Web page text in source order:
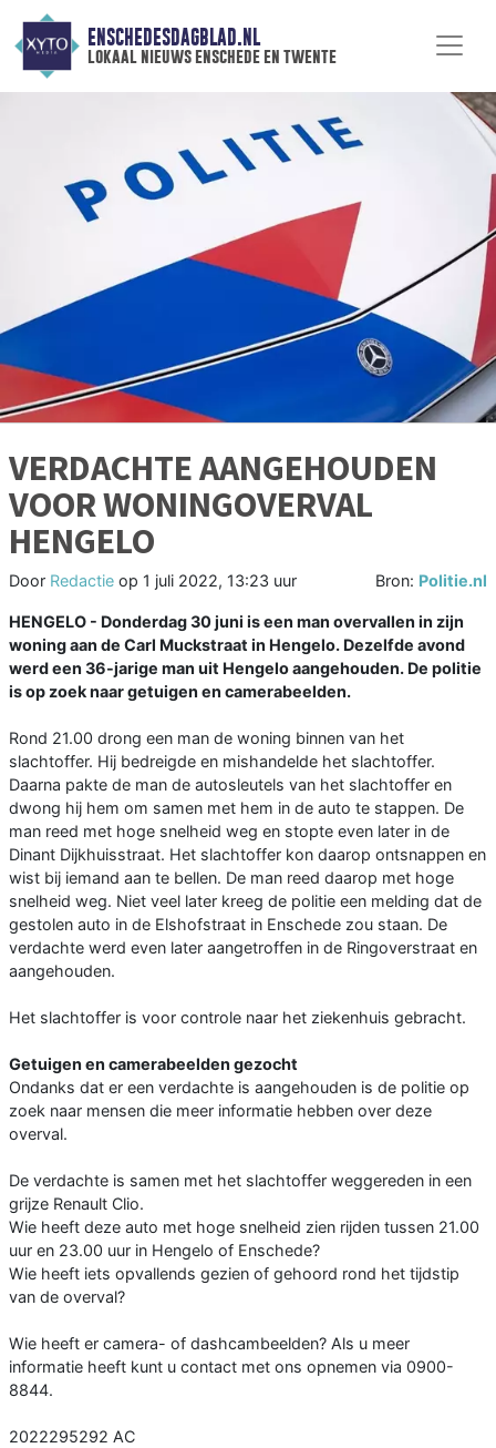
ENSCHEDESDAGBLAD.NL
lokaal nieuws enschede en twente
VERDACHTE AANGEHOUDEN
VOOR WONINGOVERVAL
HENGELO
Door Redactie op 1 juli 2022, 13:23 uur Bron: Politie.nl
HENGELO - Donderdag 30 juni is een man overvallen in zijn
woning aan de Carl Muckstraat in Hengelo. Dezelfde avond
werd een 36-jarige man uit Hengelo aangehouden. De politie
is op zoek naar getuigen en camerabeelden.
Rond 21.00 drong een man de woning binnen van het
slachtoffer. Hij bedreigde en mishandelde het slachtoffer.
Daarna pakte de man de autosleutels van het slachtoffer en
dwong hij hem om samen met hem in de auto te stappen. De
man reed met hoge snelheid weg en stopte even later in de
Dinant Dijkhuisstraat. Het slachtoffer kon daarop ontsnappen en
wist bij iemand aan te bellen. De man reed daarop met hoge
snelheid weg. Niet veel later kreeg de politie een melding dat de
gestolen auto in de Elshofstraat in Enschede zou staan. De
verdachte werd even later aangetroffen in de Ringoverstraat en
aangehouden.
Het slachtoffer is voor controle naar het ziekenhuis gebracht.
Getuigen en camerabeelden gezocht
Ondanks dat er een verdachte is aangehouden is de politie op
zoek naar mensen die meer informatie hebben over deze
overval.
De verdachte is samen met het slachtoffer weggereden in een
grijze Renault Clio.
Wie heeft deze auto met hoge snelheid zien rijden tussen 21.00
uur en 23.00 uur in Hengelo of Enschede?
Wie heeft iets opvallends gezien of gehoord rond het tijdstip
van de overval?
Wie heeft er camera- of dashcambeelden? Als u meer
informatie heeft kunt u contact met ons opnemen via 0900-
8844.
2022295292 AC